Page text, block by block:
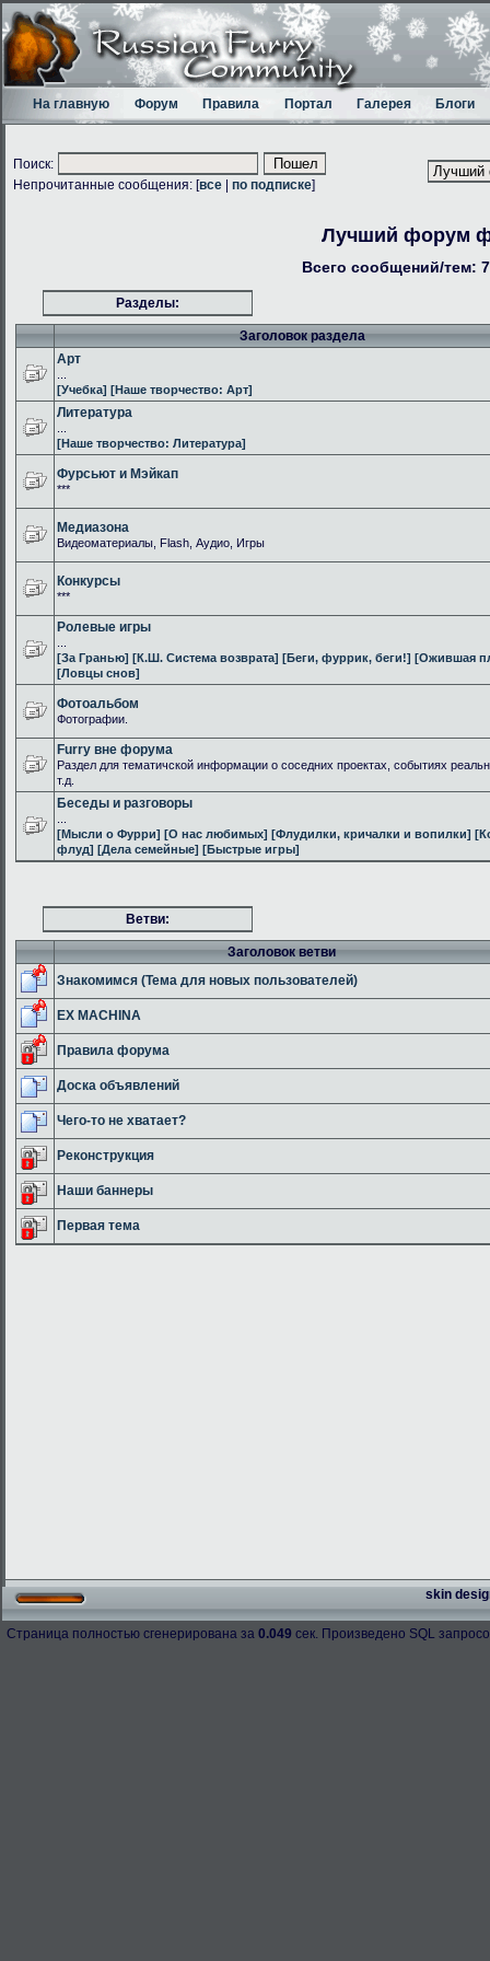
На главную Форум Правила Портал Галерея Блоги
Поиск:
Непрочитанные сообщения: [все по подписке]
Лучший форум
Всего сообщений/тем:
Разделы:
Заголовок раздела
Арт
[Учебка] [Наше творчество: Арт]
Литература
[Наше творчество: Литература]
Фурсьют и Мэйкап
***
Медиазона
Видеоматериалы, Flash, Аудио, Игры
Конкурсы
***
Ролевые игры
[За Гранью] [К.Ш. Система возврата] [Беги, фуррик, беги!] [Ожившая
[Ловцы снов]
Фотоальбом
Фотографии.
Furry вне форума
Раздел для тематичской информации о соседних проектах, событиях
т.д.
Беседы и разговоры
[Мысли о Фурри] [О нас любимых] [Флудилки, кричалки и вопилки]
флуд] [Дела семейные] [Быстрые игры]
Ветви:
Заголовок ветви
Знакомимся (Тема для новых пользователей)
EX MACHINA
Правила форума
Доска объявлений
Чего-то не хватает?
Реконструкция
Наши баннеры
Первая тема
skin
Страница полностью сгенерирована за 0.049 сек. Произведено SQL